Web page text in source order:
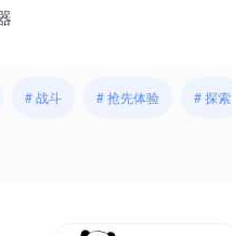
# 战斗 # 抢先体验 # 探索